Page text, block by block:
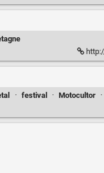
· festival · Motocultor ·